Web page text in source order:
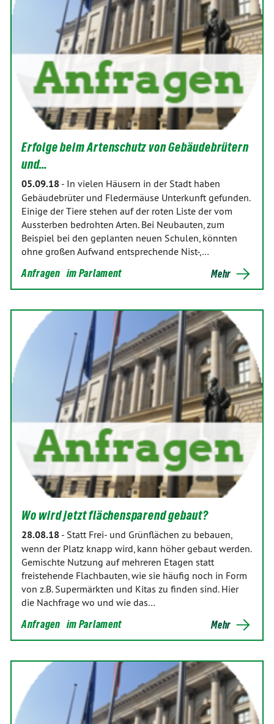
Erfolge beim Artenschutz von Gebäudebrütern
und…
05.09.18 - In vielen Häusern in der Stadt haben
Gebäudebrüter und Fledermäuse Unterkunft gefunden.
Einige der Tiere stehen auf der roten Liste der vom
Aussterben bedrohten Arten. Bei Neubauten, zum
Beispiel bei den geplanten neuen Schulen, könnten
ohne großen Aufwand entsprechende Nist-,…
Anfragen im Parlament Mehr
Wo wird jetzt flächensparend gebaut?
28.08.18 - Statt Frei- und Grünflächen zu bebauen,
wenn der Platz knapp wird, kann höher gebaut werden.
Gemischte Nutzung auf mehreren Etagen statt
freistehende Flachbauten, wie sie häufig noch in Form
von z.B. Supermärkten und Kitas zu finden sind. Hier
die Nachfrage wo und wie das…
Anfragen im Parlament Mehr